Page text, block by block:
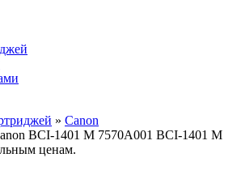
» Canon
BCI-1401 M 7570A001 BCI-1401 M
ценам.